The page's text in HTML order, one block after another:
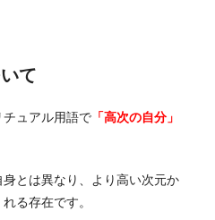
て
ュアル用語で 「高次の自分」
とは異なり、より高い次元か
る存在です。